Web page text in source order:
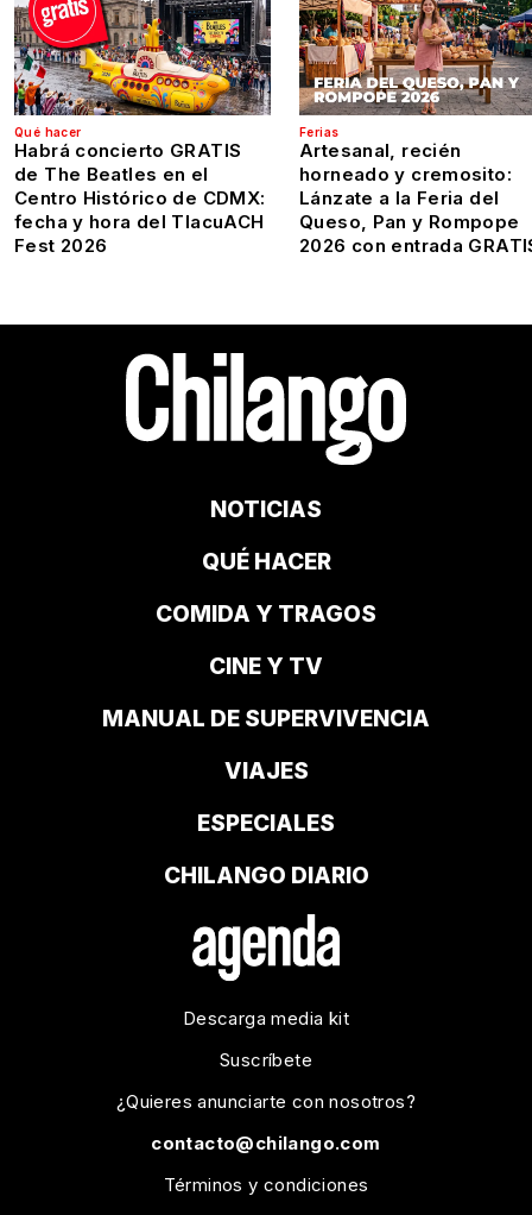
Qué hacer
Habrá concierto GRATIS
de The Beatles en el
Centro Histórico de CDMX:
fecha y hora del TlacuACH
Fest 2026
Ferias
Artesanal, recién
horneado y cremosito:
Lánzate a la Feria del
Queso, Pan y Rompope
2026 con entrada
NOTICIAS
QUÉ HACER
COMIDA Y TRAGOS
CINE Y TV
MANUAL DE SUPERVIVENCIA
VIAJES
ESPECIALES
CHILANGO DIARIO
Descarga media kit
Suscríbete
¿Quieres anunciarte con nosotros?
contacto@chilango.com
Términos y condiciones